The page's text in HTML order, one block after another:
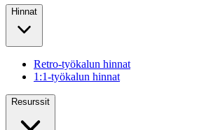
Hinnat
Retro-työkalun hinnat
1:1-työkalun hinnat
Resurssit